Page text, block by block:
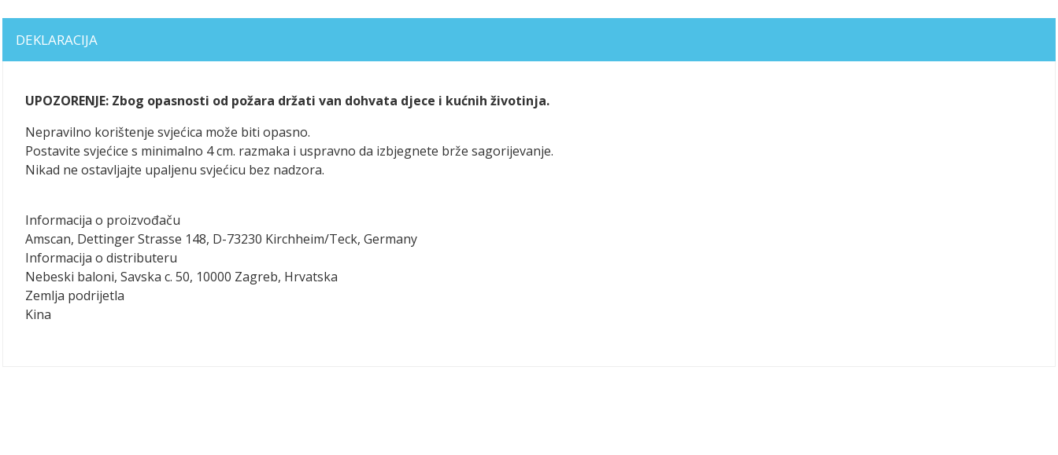
DEKLARACIJA
UPOZORENJE: Zbog opasnosti od požara držati van dohvata djece i kućnih životinja.
Nepravilno korištenje svjećica može biti opasno.
Postavite svjećice s minimalno 4 cm. razmaka i uspravno da izbjegnete brže sagorijevanje.
Nikad ne ostavljajte upaljenu svjećicu bez nadzora.
Informacija o proizvođaču
Amscan, Dettinger Strasse 148, D-73230 Kirchheim/Teck, Germany
Informacija o distributeru
Nebeski baloni, Savska c. 50, 10000 Zagreb, Hrvatska
Zemlja podrijetla
Kina